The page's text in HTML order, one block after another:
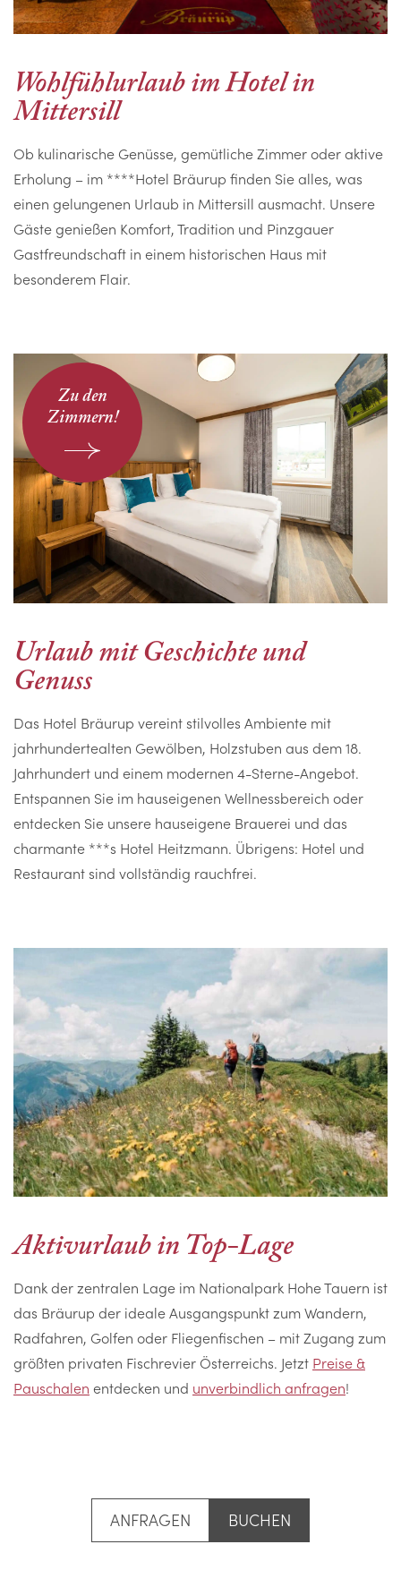
Wohlfühlurlaub im Hotel in
Mittersill
Ob kulinarische Genüsse, gemütliche Zimmer oder aktive
Erholung – im ****Hotel Bräurup finden Sie alles, was
einen gelungenen Urlaub in Mittersill ausmacht. Unsere
Gäste genießen Komfort, Tradition und Pinzgauer
Gastfreundschaft in einem historischen Haus mit
besonderem Flair.
Zu den
Zimmern!
Urlaub mit Geschichte und
Genuss
Das Hotel Bräurup vereint stilvolles Ambiente mit
jahrhundertealten Gewölben, Holzstuben aus dem 18.
Jahrhundert und einem modernen 4-Sterne-Angebot.
Entspannen Sie im hauseigenen Wellnessbereich oder
entdecken Sie unsere hauseigene Brauerei und das
charmante ***s Hotel Heitzmann. Übrigens: Hotel und
Restaurant sind vollständig rauchfrei.
Aktivurlaub in Top-Lage
Dank der zentralen Lage im Nationalpark Hohe Tauern ist
das Bräurup der ideale Ausgangspunkt zum Wandern,
Radfahren, Golfen oder Fliegenfischen – mit Zugang zum
größten privaten Fischrevier Österreichs. Jetzt Preise &
Pauschalen entdecken und unverbindlich anfragen!
ANFRAGEN BUCHEN